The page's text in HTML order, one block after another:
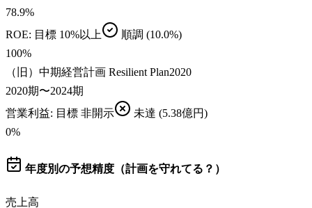
78.9%
ROE: 目標 10%以上 順調 (10.0%)
100%
（旧）中期経営計画 Resilient Plan2020
2020期〜2024期
営業利益: 目標 非開示 未達 (5.38億円)
0%
年度別の予想精度（計画を守れてる？）
売上高